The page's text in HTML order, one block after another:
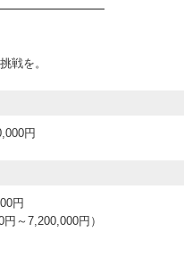
戦を。
円
円
～7,200,000円）